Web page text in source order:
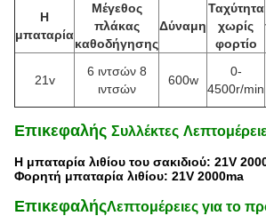
Η
μπαταρία
Μέγεθος
πλάκας
καθοδήγησης
Δύναμη
Ταχύτητα
χωρίς
φορτίο
21v
6 ιντσών 8
ιντσών
600w
0-
4500r/min
Επικεφαλής Συλλέκτες
Η μπαταρία λιθίου του σακιδιού: 21V
Φορητή μπαταρία λιθίου: 21V 2000ma
ΕπικεφαλήςΛεπτομέρειες για το